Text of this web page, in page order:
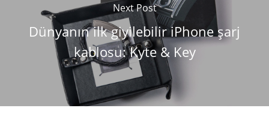
Next Post
Dünyanın ilk giyilebilir iPhone şarj
kablosu: Kyte & Key